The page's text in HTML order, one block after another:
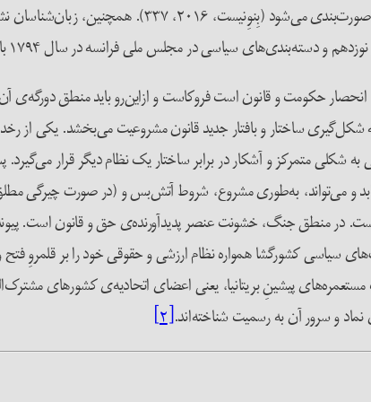
قانون هم‌تراز با مفهوم قدرت، فرمانروایی،
سیاسی در مجلس ملی فرانسه در سال ۱۷۹۴ باز می‌گردد (کناپ و رایت، ۲۰۰۶، ۳-۲).
انحصار حکومت و قانون است فروکاست و ‌ازاین‌رو باید منطق
شکل‌گیری ساختار و بافتار جدید قانون مشروعیت می‌بخشد. یکی
متمرکز و آشکار در برابر ساختار یک نظام دیگر قرار می‌گیرد.
و می‌تواند، به‌طوری مشروع، شروط آتش‌بس و (در صورت چیرگی
در منطق جنگ،‌ خشونت عنصر پدیدآورنده‌ی حق و قانون است.
سیاسی کشورگشا همواره نظام ارزشی و حقوقی خود را بر قلمروِ
پیشینِ بریتانیا، یعنی اعضای اتحادیه‌ی کشورهای
نماد و سرور آن به رسمیت شناخته‌اند.[۲]